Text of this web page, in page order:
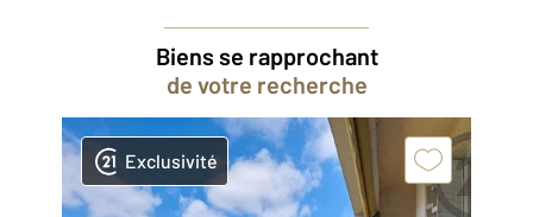
Biens se rapprochant
de votre recherche
Exclusivité